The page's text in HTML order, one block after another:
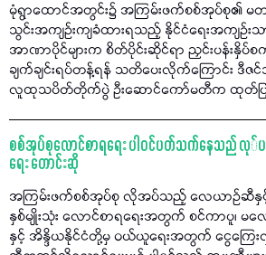
မုံရွာထောင်အတွင်း၌ အကြမ်းဖက်စစ်အုပ်စု၏ မ
သွင်းအကျဉ်းကျခံထားရသည့် နိုင်ငံရေးအကျဉ်းသာ
အာဏာပိုင်များက စိတ်ပိုင်းဆိုင်ရာ ညှင်းပန်းနှိ
ချက်ချင်းရပ်တန့်ရန် သတိပေးလိုက်ကြောင်း ဒီဇ
လူထုသပိတ်တိုက်ပွဲ ဦးဆောင်ကော်မတီက ထုတ်
စစ်အုပ်စုလောင်စာရရေး ပါဝင်ပတ်သက်နေသည် လု်ပ
ရေး တောင်းဆို
အကြမ်းဖက်စစ်အုပ်စု လိုအပ်သည့် လေယာဉ်ဆီ
နှစ်မျိုးသုံး လောင်စာရရေးအတွက် စင်ကာပူ၊ မလေး
နှင့် အိန္ဒိယနိုင်ငံတို့မှ ဝယ်ယူရေးအတွက် ငွေကြေးလွှဲ